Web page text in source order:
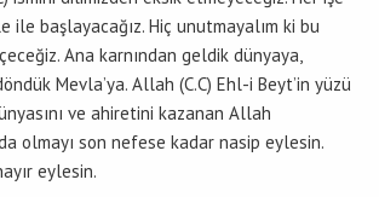
ile başlayacağız. Hiç unutmayalım ki bu
Ana karnından geldik dünyaya,
Mevla’ya. Allah (C.C) Ehl-i Beyt’in yüzü
ve ahiretini kazanan Allah
olmayı son nefese kadar nasip eylesin.
eylesin.